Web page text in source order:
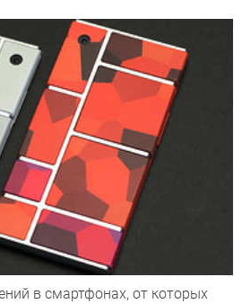
в смартфонах, от которых